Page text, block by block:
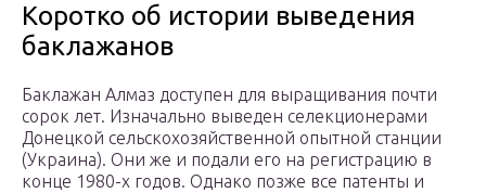
Коротко об истории выведения
баклажанов
Баклажан Алмаз доступен для выращивания почти
сорок лет. Изначально выведен селекционерами
Донецкой сельскохозяйственной опытной станции
(Украина). Они же и подали его на регистрацию в
конце 1980-х годов. Однако позже все патенты и